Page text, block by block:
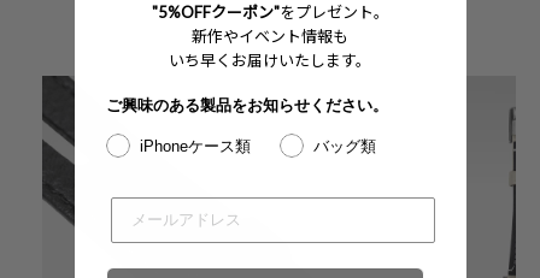
"5%OFFクーポン"をプレゼント。
新作やイベント情報も
いち早くお届けいたします。
ご興味のある製品をお知らせください。
iPhoneケース類 バッグ類